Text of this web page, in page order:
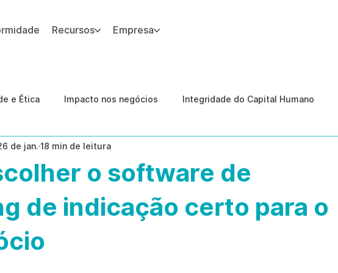
Recursos Empresa
e Ética Impacto nos negócios Integridade do Capital Humano
Estudos de caso
Internas Ética da IA revenção de ameaças internas
o software de
de indicação certo para o
de jan. 18 min de leitura